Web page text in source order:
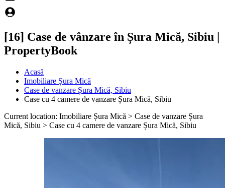
[16] Case de vânzare în Șura Mică, Sibiu |
PropertyBook
Acasă
Imobiliare Șura Mică
Case de vanzare Șura Mică, Sibiu
Case cu 4 camere de vanzare Șura Mică, Sibiu
Current location: Imobiliare Șura Mică > Case de vanzare Șura
Mică, Sibiu > Case cu 4 camere de vanzare Șura Mică, Sibiu